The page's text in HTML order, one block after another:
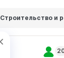
Строительство и